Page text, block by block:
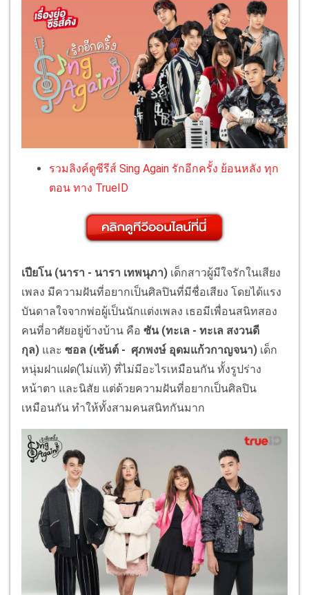
รวมลิงค์ดูซีรีส์ Sing Again รักอีกครั้ง ย้อนหลัง ทุก
ตอน ทาง TrueID
เปียโน (นารา - นารา เทพนุภา) เด็กสาวผู้มีใจรักในเสียง
เพลง มีความฝันที่อยากเป็นศิลปินที่มีชื่อเสียง โดยได้แรง
บันดาลใจจากพ่อผู้เป็นนักแต่งเพลง เธอมีเพื่อนสนิทสอง
คนที่อาศัยอยู่ข้างบ้าน คือ ซัน (ทะเล - ทะเล สงวนดี
กุล) และ ซอล (เซ้นต์ - ศุภพงษ์ อุดมแก้วกาญจนา) เด็ก
หนุ่มฝาแฝด(ไม่แท้) ที่ไม่มีอะไรเหมือนกัน ทั้งรูปร่าง
หน้าตา และนิสัย แต่ด้วยความฝันที่อยากเป็นศิลปิน
เหมือนกัน ทำให้ทั้งสามคนสนิทกันมาก